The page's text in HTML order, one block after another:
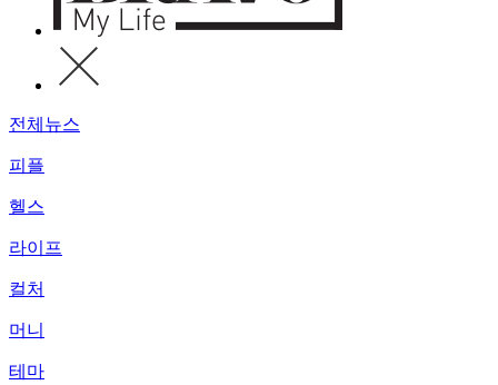
전체뉴스
피플
헬스
라이프
컬처
머니
테마